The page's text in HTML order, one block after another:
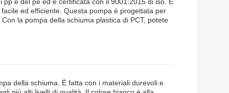
ed efficiente. Questa pompa è progettata per
la pompa della schiuma plastica di PCT, potete
della schiuma. È fatta con i materiali durevoli e